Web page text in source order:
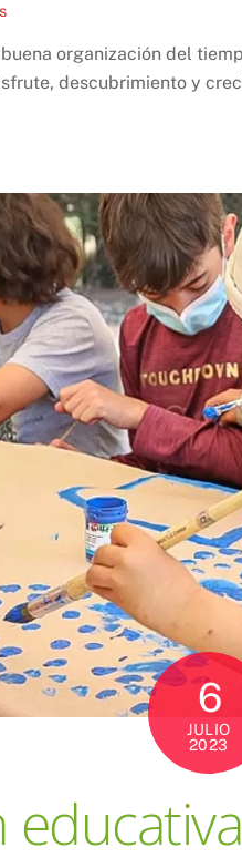
organización del
descubrimiento y
6
JULIO
2023